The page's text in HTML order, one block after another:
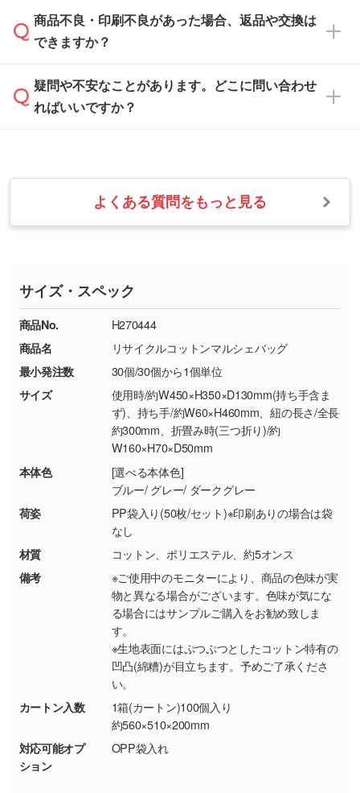
しい
解像度の低い画像や、手書きのイラスト、写真
などを、印刷に適したベクターデータに変換し
・フルカラーデータを1色に変換してほしい
・1色印刷でグラデーションや濃淡を表現した
い
す。→詳しく見る
・コーポレートカラーを使って印刷したい／印
刷色にこだわりがある
DIC・PANTONEなどのカラーチップの指定や、
現物支給による色指定も承っております。→詳
・背景がある画像からキャラクター部分だけを
使いたいです
シンプルな背景のデータや、使いたいキャラク
ター部分の輪郭がはっきりしているデータは切
り抜き処理が可能です。→
・持っているデータの背景が足りない／塗り足
しの作り方が分からない
印刷したいデータが印刷範囲よりも小さい場
合、シンプルな色・柄の背景であれば拡張が可
詳しく見る
・デザインにQRコードを入れたい／QRコード
を生成してほしい
URLをご指定いただければ、QRコードを生成
いたします。配置のご相談にも応じています。
→
本体色がブラック、ネイビーなど濃色の場合は
白色か淡い色の印刷色をおすすめしておりま
す。
本体色がナチュラルなど淡色の場合、印刷をく
っきりと目立たせたいときは濃い印刷色が、柔
らかい雰囲気にしたいときは淡い印刷色が映え
また、お選びいただいた印刷色が本体色に合わ
ない場合や仕上がりに影響しそうな場合は、ス
タッフから別の色をご案内することもございま
営業日は平日の10:00～18:00で、土日祝日はお
休みとなります。注文・見積・お問い合わせ
速やかに対応いたします。
商品不良・印刷不良があった場合、返品や交換は
できますか？
お手数をお掛けいたしますが、至急担当スタッ
フまでご連絡ください。商品の状況を確認し、
・お届け時に商品が損傷・故障している場合
・ご注文と異なる商品が届いた場合
・印刷不良があった場合
※詳しくは「商品の良品基準について
ください。
【返品・交換ができない場合】
・お客様の元で商品を加工された場合、または
商品が破損した場合
・商品到着後7日以上経過している場合
・お客様のご都合による返品・交換依頼(商
品・色・数量などの注文間違い等)
疑問や不安なことがあります。どこに問い合わせ
ればいいですか？
業日以内に担当スタッフよりメールにてご連絡
いたします。
お急ぎの場合はお電話でのご質問も受け付けて
TEL：0422-29-9911 営業時間10:00～
18:00(土日祝日除く)
お問い合わせフォームはこちら
よくある質問をもっと見る
サイズ・スペック
商品No.
H270444
商品名
リサイクルコットンマルシェバッグ
最小発注数
30個/30個から1個単位
サイズ
使用時/約W450×H350×D130mm(持ち手含ま
ず)、持ち手/約W60×H460mm、紐の長さ/全長
約300mm、折畳み時(三つ折り)/約
W160×H70×D50mm
本体色
[選べる本体色]
ブルー/ グレー/ ダークグレー
荷姿
PP袋入り(50枚/セット)※印刷ありの場合は袋
なし
材質
コットン、ポリエステル、約5オンス
備考
※ご使用中のモニターにより、商品の色味が実
物と異なる場合がございます。色味が気にな
る場合にはサンプルご購入をお勧め致しま
す。
※生地表面にはぷつぷつとしたコットン特有の
凹凸(綿糟)が目立ちます。予めご了承くださ
い。
カートン入数
1箱(カートン)100個入り
約560×510×200mm
対応可能オプ
ション
OPP袋入れ